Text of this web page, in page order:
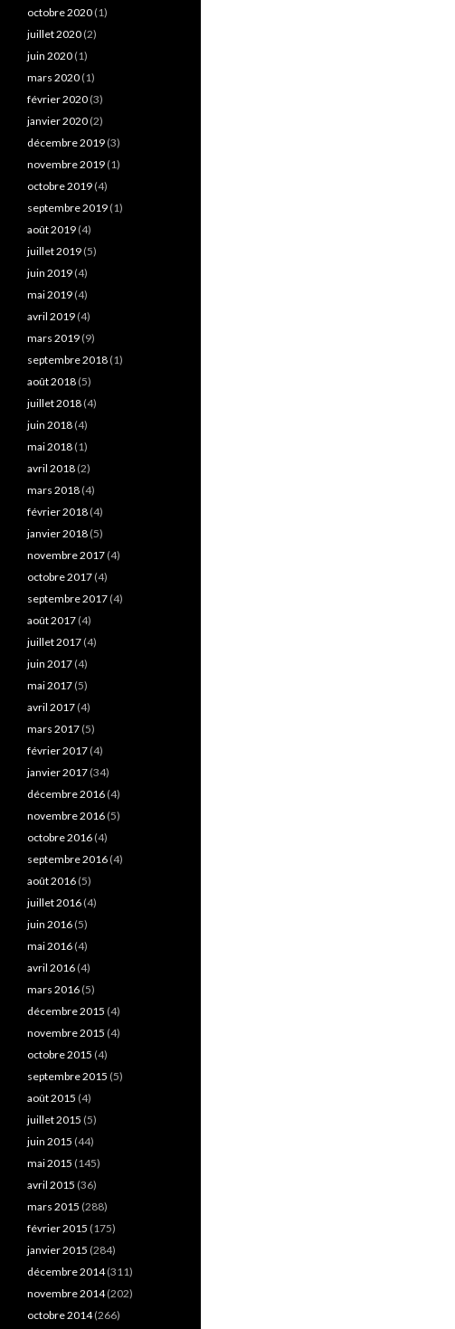
octobre 2020 (1)
juillet 2020 (2)
juin 2020 (1)
mars 2020 (1)
février 2020 (3)
janvier 2020 (2)
décembre 2019 (3)
novembre 2019 (1)
octobre 2019 (4)
septembre 2019 (1)
août 2019 (4)
juillet 2019 (5)
juin 2019 (4)
mai 2019 (4)
avril 2019 (4)
mars 2019 (9)
septembre 2018 (1)
août 2018 (5)
juillet 2018 (4)
juin 2018 (4)
mai 2018 (1)
avril 2018 (2)
mars 2018 (4)
février 2018 (4)
janvier 2018 (5)
novembre 2017 (4)
octobre 2017 (4)
septembre 2017 (4)
août 2017 (4)
juillet 2017 (4)
juin 2017 (4)
mai 2017 (5)
avril 2017 (4)
mars 2017 (5)
février 2017 (4)
janvier 2017 (34)
décembre 2016 (4)
novembre 2016 (5)
octobre 2016 (4)
septembre 2016 (4)
août 2016 (5)
juillet 2016 (4)
juin 2016 (5)
mai 2016 (4)
avril 2016 (4)
mars 2016 (5)
décembre 2015 (4)
novembre 2015 (4)
octobre 2015 (4)
septembre 2015 (5)
août 2015 (4)
juillet 2015 (5)
juin 2015 (44)
mai 2015 (145)
avril 2015 (36)
mars 2015 (288)
février 2015 (175)
janvier 2015 (284)
décembre 2014(311)
novembre 2014(202)
octobre 2014(266)